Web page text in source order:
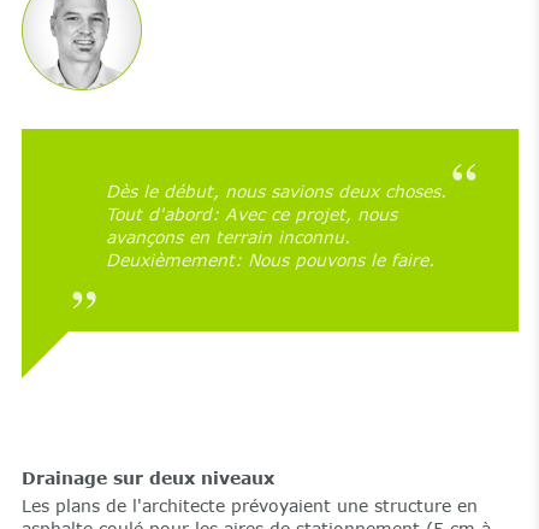
Dès le début, nous savions deux choses.
Tout d'abord: Avec ce projet, nous
avançons en terrain inconnu.
Deuxièmement: Nous pouvons le faire.
Drainage sur deux niveaux
Les plans de l'architecte prévoyaient une structure en